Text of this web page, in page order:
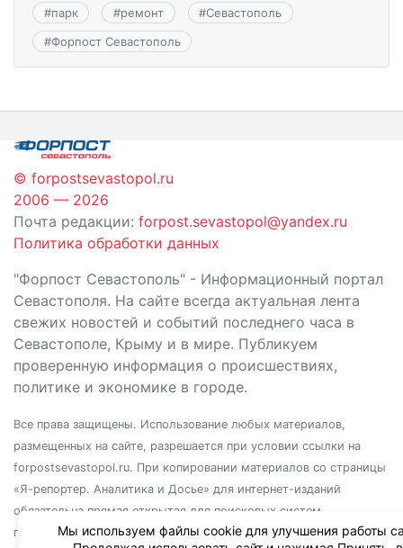
#парк #ремонт #Севастополь
#Форпост Севастополь
© forpostsevastopol.ru
2006 — 2026
Почта редакции: forpost.sevastopol@yandex.ru
Политика обработки данных
"Форпост Севастополь" - Информационный портал
Севастополя. На сайте всегда актуальная лента
свежих новостей и событий последнего часа в
Севастополе, Крыму и в мире. Публикуем
проверенную информация о происшествиях,
политике и экономике в городе.
Все права защищены. Использование любых материалов,
размещенных на сайте, разрешается при условии ссылки на
forpostsevastopol.ru. При копировании материалов со страницы
«Я-репортер. Аналитика и Досье» для интернет-изданий
обязательна прямая открытая для поисковых систем
гиперссылка. Независимо от полного или частичного
Мы используем файлы cookie для улучшения работы